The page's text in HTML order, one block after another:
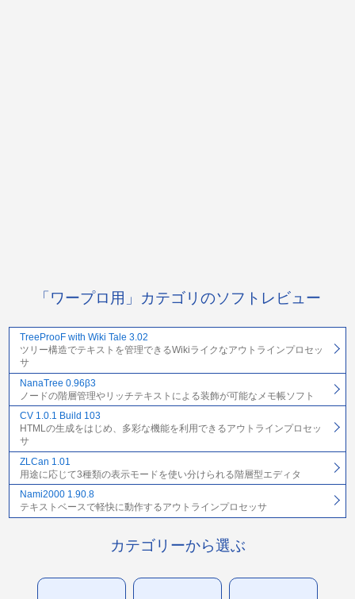
「ワープロ用」カテゴリのソフトレビュー
TreeProoF with Wiki Tale 3.02
ツリー構造でテキストを管理できるWikiライクなアウトラインプロセッ
サ
NanaTree 0.96β3
ノードの階層管理やリッチテキストによる装飾が可能なメモ帳ソフト
CV 1.0.1 Build 103
HTMLの生成をはじめ、多彩な機能を利用できるアウトラインプロセッ
サ
ZLCan 1.01
用途に応じて3種類の表示モードを使い分けられる階層型エディタ
Nami2000 1.90.8
テキストベースで軽快に動作するアウトラインプロセッサ
カテゴリーから選ぶ